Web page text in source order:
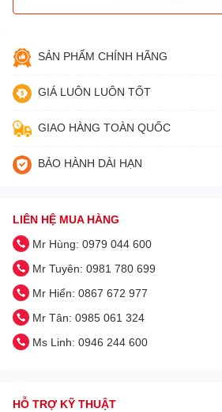
SẢN PHẨM CHÍNH HÃNG
GIÁ LUÔN LUÔN TỐT
GIAO HÀNG TOÀN QUỐC
BẢO HÀNH DÀI HẠN
LIÊN HỆ MUA HÀNG
Mr Hùng: 0979 044 600
Mr Tuyên: 0981 780 699
Mr Hiển: 0867 672 977
Mr Tân: 0985 061 324
Ms Linh: 0946 244 600
HỖ TRỢ KỸ THUẬT